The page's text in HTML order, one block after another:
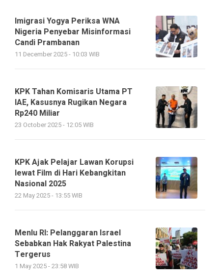
Imigrasi Yogya Periksa WNA
Nigeria Penyebar Misinformasi
Candi Prambanan
11 December 2025 - 10:03 WIB
KPK Tahan Komisaris Utama PT
IAE, Kasusnya Rugikan Negara
Rp240 Miliar
23 October 2025 - 12:05 WIB
KPK Ajak Pelajar Lawan Korupsi
lewat Film di Hari Kebangkitan
Nasional 2025
22 May 2025 - 13:55 WIB
Menlu RI: Pelanggaran Israel
Sebabkan Hak Rakyat Palestina
Tergerus
1 May 2025 - 23:58 WIB